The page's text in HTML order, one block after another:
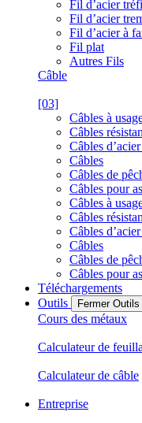
Fil d’acier
Fil d’acier
Fil d’acier à
Fil plat
Autres Fils
Câble
[03]
Câbles à
Câbles
Câbles
Câbles
Câbles de
Câbles pour
Câbles à
Câbles
Câbles
Câbles
Câbles de
Câbles pour
Téléchargements
Outils
Fermer Outils
Cours des métaux
Calculateur de
Calculateur de câble
Entreprise